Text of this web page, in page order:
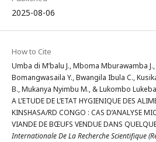
2025-08-06
How to Cite
Umba di M’balu J., Mboma Mburawamba
Bomangwasaila Y., Bwangila Ibula C.,
B., Mukanya Nyimbu M., & Lukombo
A L’ETUDE DE L’ETAT HYGIENIQUE DES
KINSHASA/RD CONGO : CAS D’ANALYSE
VIANDE DE BŒUFS VENDUE DANS
Internationale De La Recherche Scientifique